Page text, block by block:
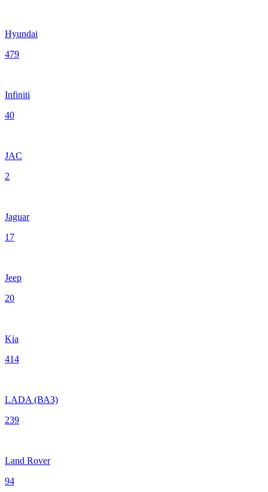
Hyundai
479
Infiniti
40
JAC
2
Jaguar
17
Jeep
20
Kia
414
LADA (ВАЗ)
239
Land Rover
94